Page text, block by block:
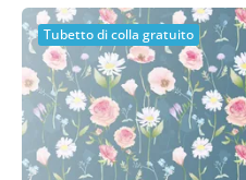
Tubetto di colla gratuito